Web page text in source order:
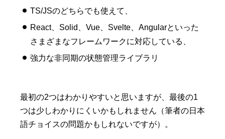
TS/JSのどちらでも使えて、
React、Solid、Vue、Svelte、Angularといった
さまざまなフレームワークに対応している、
強力な非同期の状態管理ライブラリ
最初の2つはわかりやすいと思いますが、最後の1
つは少しわかりにくいかもしれません（筆者の日本
語チョイスの問題かもしれないですが）。